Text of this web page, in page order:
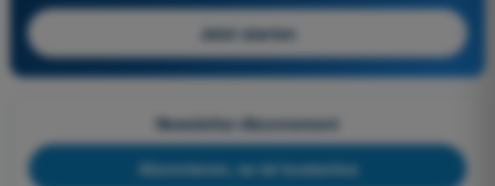
Jetzt starten
Newsletter-Abonnement
Abonnieren, es ist kostenlos